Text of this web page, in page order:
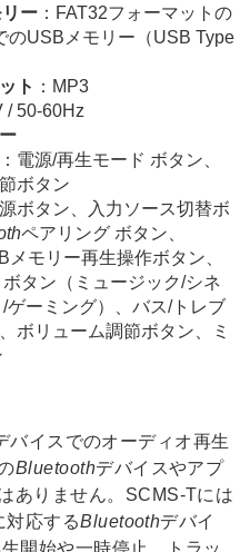
ー ：FAT32フォーマットの
のUSBメモリー（USB Type
ト ：MP3
/ 50-60Hz
：電源/再生モード ボタン、
ボタン
源ボタン、入力ソース切替ボ
ペアリング ボタン、
メモリー再生操作ボタン、
タン（ミュージック/シネ
ゲーミング）、バス/トレブ
ボリューム調節ボタン、ミ
バイスでのオーディオ再生
Bluetoothデバイスやアプ
ありません。SCMS-Tには
対応するBluetoothデバイ